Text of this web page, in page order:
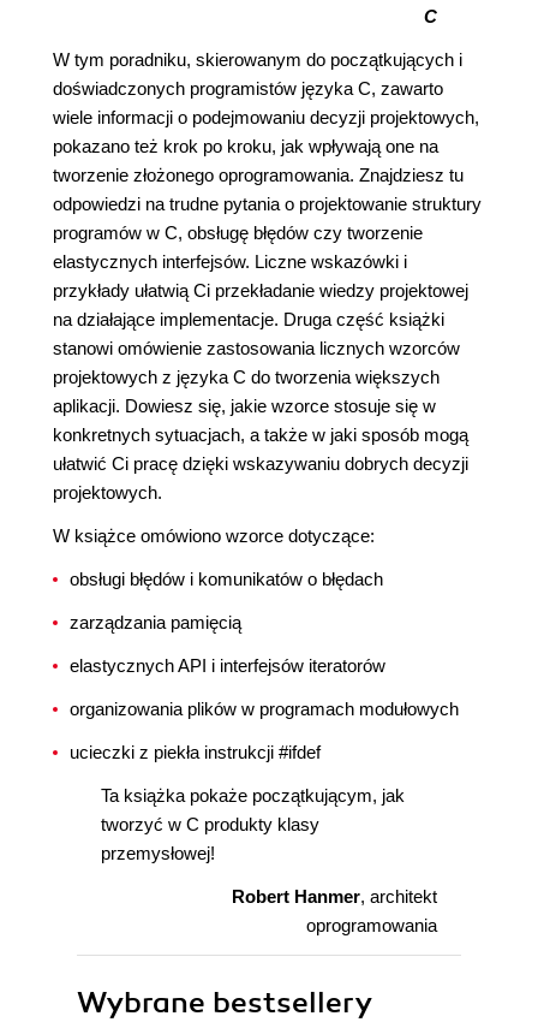
C
W tym poradniku, skierowanym do początkujących i
doświadczonych programistów języka C, zawarto
wiele informacji o podejmowaniu decyzji projektowych,
pokazano też krok po kroku, jak wpływają one na
tworzenie złożonego oprogramowania. Znajdziesz tu
odpowiedzi na trudne pytania o projektowanie struktury
programów w C, obsługę błędów czy tworzenie
elastycznych interfejsów. Liczne wskazówki i
przykłady ułatwią Ci przekładanie wiedzy projektowej
na działające implementacje. Druga część książki
stanowi omówienie zastosowania licznych wzorców
projektowych z języka C do tworzenia większych
aplikacji. Dowiesz się, jakie wzorce stosuje się w
konkretnych sytuacjach, a także w jaki sposób mogą
ułatwić Ci pracę dzięki wskazywaniu dobrych decyzji
projektowych.
W książce omówiono wzorce dotyczące:
obsługi błędów i komunikatów o błędach
zarządzania pamięcią
elastycznych API i interfejsów iteratorów
organizowania plików w programach modułowych
ucieczki z piekła instrukcji #ifdef
Ta książka pokaże początkującym, jak
tworzyć w C produkty klasy
przemysłowej!
Robert Hanmer, architekt
oprogramowania
Wybrane bestsellery